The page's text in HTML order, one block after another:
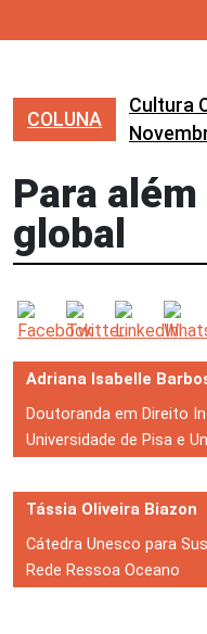
COLUNA
Cultura
Para
global
Adriana Isabelle
Doutoranda em Direito
Universidade de Pisa e
Tássia Oliveira Biazon
Cátedra Unesco para
Rede Ressoa Oceano